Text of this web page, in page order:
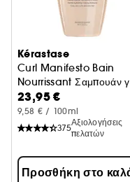
Kérastase
Curl Manifesto Bain
Nourrissant Σαμπουάν
Σγουρά Μαλλιά
23,95 €
9,58 € / 100ml
375
Αξιολογήσεις
πελατών
Προσθήκη στο